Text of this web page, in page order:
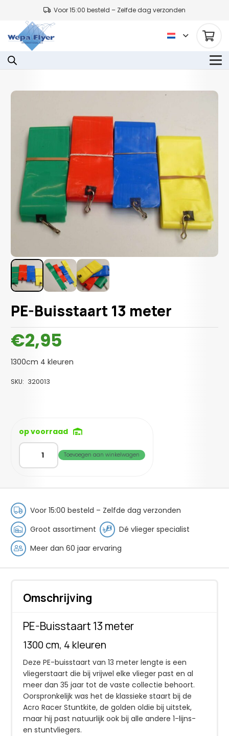
Voor 15:00 besteld – Zelfde dag verzonden
PE-Buisstaart 13 meter
€2,95
1300cm 4 kleuren
SKU: 320013
op voorraad
PE-
Buisstaart
13
Toevoegen aan winkelwagen
Voor 15:00 besteld – Zelfde dag verzonden
Groot assortiment
Dé vlieger specialist
Meer dan 60 jaar ervaring
Omschrijving
PE-Buisstaart 13 meter
1300 cm, 4 kleuren
Deze PE-buisstaart van 13 meter lengte is een
vliegerstaart die bij vrijwel elke vlieger past en al
meer dan 35 jaar tot de vaste collectie behoort.
Oorspronkelijk was het de klassieke staart bij de
Acro Racer Stuntkite, de golden oldie bij uitstek,
maar hij past natuurlijk ook bij alle andere 1-lijns-
en stuntvliegers.